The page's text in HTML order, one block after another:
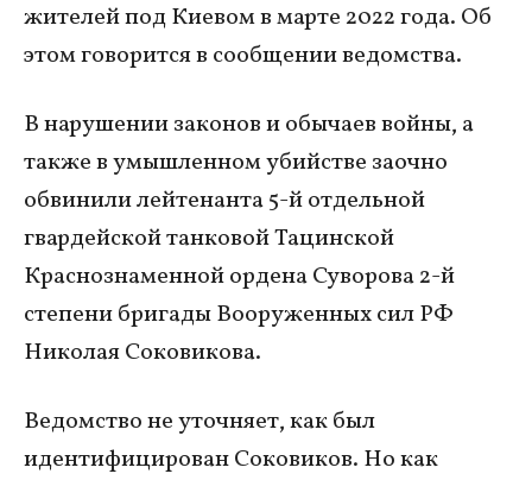
жителей под Киевом в марте 2022 года. Об
этом говорится в сообщении ведомства.
В нарушении законов и обычаев войны, а
также в умышленном убийстве заочно
обвинили лейтенанта 5-й отдельной
гвардейской танковой Тацинской
Краснознаменной ордена Суворова 2-й
степени бригады Вооруженных сил РФ
Николая Соковикова.
Ведомство не уточняет, как был
идентифицирован Соковиков. Но как